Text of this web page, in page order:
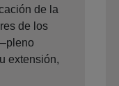
de la
de los
extensión,